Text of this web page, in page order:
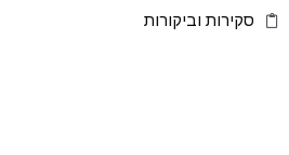
סקירות וביקורות